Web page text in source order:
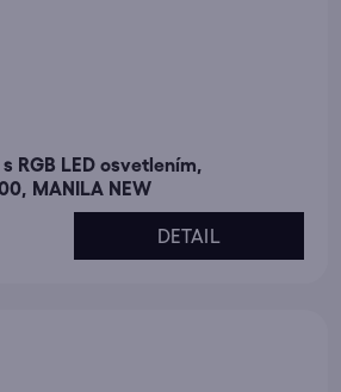
RGB LED osvetlením,
MANILA NEW
DETAIL